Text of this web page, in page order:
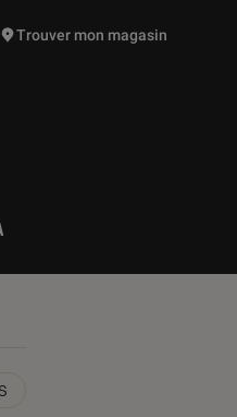
vous être proposées
Trouver mon magasin